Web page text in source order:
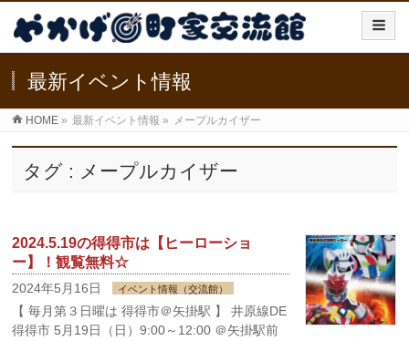
最新イベント情報
HOME » 最新イベント情報 » メープルカイザー
タグ : メープルカイザー
2024.5.19の得得市は【ヒーローショ
ー】！観覧無料☆
2024年5月16日 イベント情報（交流館）
【 毎月第３日曜は 得得市＠矢掛駅 】 井原線DE
得得市 5月19日（日）9:00～12:00 ＠矢掛駅前